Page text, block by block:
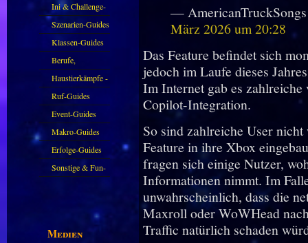
Ini & Challenge-
Guides
Szenarien-Guides
Klassen-Guides
Berufe,
Farmkarten und
Haustiere
Haustierkämpfe -
Guide
Ruf-Guides
Event-Guides
Makro-Guides
Erfolge-Guides
Sonstige & Fun-
Medien
—
März 2026 um 20:28
Das Feature befindet sich
jedoch im Laufe dieses
Im Internet gab es zahlreiche
Copilot-Integration.
So sind zahlreiche User
Feature in ihre Xbox
fragen sich einige Nutzer,
Informationen nimmt. Im
unwahrscheinlich, dass die
Maxroll oder WoWHead
Traffic natürlich schaden